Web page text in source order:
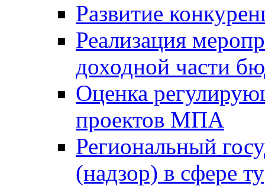
Развитие
Реализация
доходной части
Оценка
проектов МПА
Региональный
(надзор) в сфере